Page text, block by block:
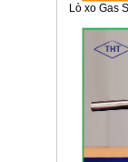
Lò xo Gas